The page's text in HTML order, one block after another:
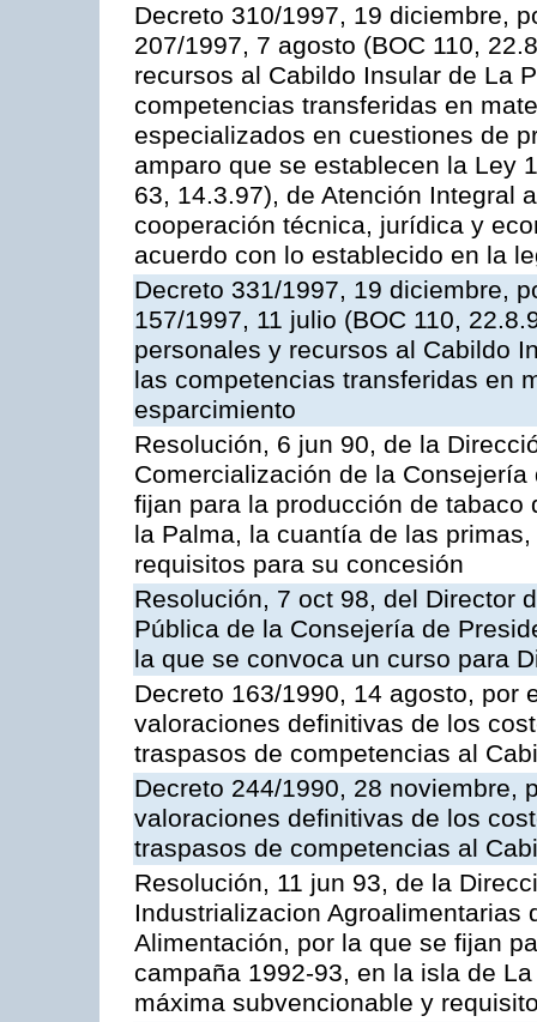
Decreto 310/1997, 19 diciembre,
207/1997, 7 agosto (BOC 110,
recursos al Cabildo Insular de La
competencias transferidas en
especializados en cuestiones de
amparo que se establecen la Ley
63, 14.3.97), de Atención Integral
cooperación técnica, jurídica y
acuerdo con lo establecido en la
Decreto 331/1997, 19 diciembre,
157/1997, 11 julio (BOC 110,
personales y recursos al Cabildo
las competencias transferidas en
esparcimiento
Resolución, 6 jun 90, de la
Comercialización de la
fijan para la producción de
la Palma, la cuantía de las
requisitos para su concesión
Resolución, 7 oct 98, del Director
Pública de la Consejería de
la que se convoca un curso para
Decreto 163/1990, 14 agosto, por
valoraciones definitivas de los
traspasos de competencias al
Decreto 244/1990, 28 noviembre,
valoraciones definitivas de los
traspasos de competencias al
Resolución, 11 jun 93, de la
Industrializacion Agroalimentarias
Alimentación, por la que se fijan
campaña 1992-93, en la isla de
máxima subvencionable y